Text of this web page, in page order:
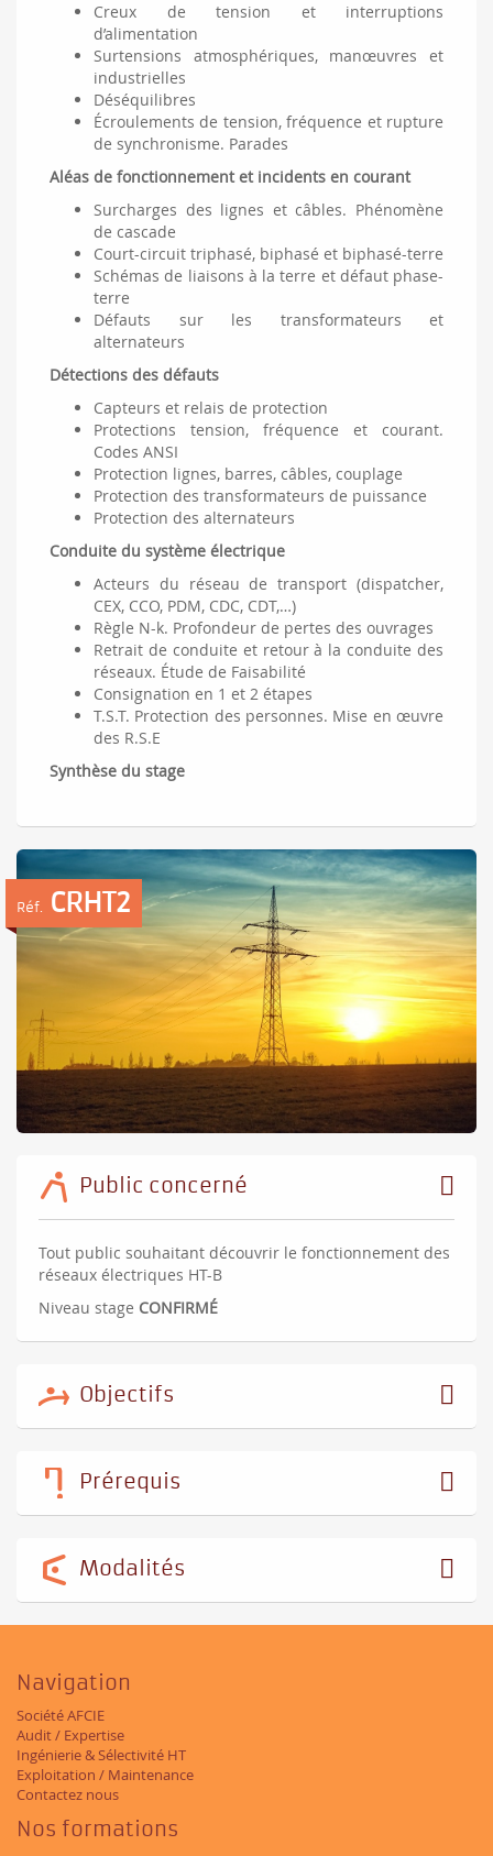
Creux de tension et interruptions
d’alimentation
Surtensions atmosphériques, manœuvres et
industrielles
Déséquilibres
Écroulements de tension, fréquence et rupture
de synchronisme. Parades
Aléas de fonctionnement et incidents en courant
Surcharges des lignes et câbles. Phénomène
de cascade
Court-circuit triphasé, biphasé et biphasé-terre
Schémas de liaisons à la terre et défaut phase-
terre
Défauts sur les transformateurs et
alternateurs
Détections des défauts
Capteurs et relais de protection
Protections tension, fréquence et courant.
Codes ANSI
Protection lignes, barres, câbles, couplage
Protection des transformateurs de puissance
Protection des alternateurs
Conduite du système électrique
Acteurs du réseau de transport (dispatcher,
CEX, CCO, PDM, CDC, CDT,…)
Règle N-k. Profondeur de pertes des ouvrages
Retrait de conduite et retour à la conduite des
réseaux. Étude de Faisabilité
Consignation en 1 et 2 étapes
T.S.T. Protection des personnes. Mise en œuvre
des R.S.E
Synthèse du stage
Réf. CRHT2
Public concerné
Tout public souhaitant découvrir le fonctionnement des
réseaux électriques HT-B
Niveau stage CONFIRMÉ
Objectifs
Prérequis
Modalités
Navigation
Société AFCIE
Audit / Expertise
Ingénierie & Sélectivité HT
Exploitation / Maintenance
Contactez nous
Nos formations